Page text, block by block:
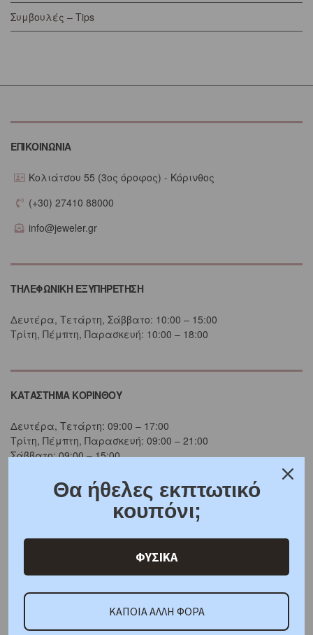
Συμβουλές – Tips
ΕΠΙΚΟΙΝΩΝΙΑ
Κολιάτσου 55 (3ος όροφος) - Κόρινθος
(+30) 27410 88000
info@jeweler.gr
ΤΗΛΕΦΩΝΙΚΗ ΕΞΥΠΗΡΕΤΗΣΗ
Δευτέρα, Τετάρτη, Σάββατο: 10:00 – 15:00
Τρίτη, Πέμπτη, Παρασκευή: 10:00 – 18:00
ΚΑΤΑΣΤΗΜΑ ΚΟΡΙΝΘΟΥ
Δευτέρα, Τετάρτη: 09:00 – 17:00
Τρίτη, Πέμπτη, Παρασκευή: 09:00 – 21:00
Σάββατο: 09:00 – 15:00
ΚΟΣΜΗΜΑΤΑ ΜΕ ΔΙΑΜΑΝΤΙ
ΑΝΔΡΙΚΑ ΚΟΣΜΗΜΑΤΑ
Θα ήθελες εκπτωτικό
κουπόνι;
ΦΥΣΙΚΑ
ΚΑΠΟΙΑ ΑΛΛΗ ΦΟΡΑ